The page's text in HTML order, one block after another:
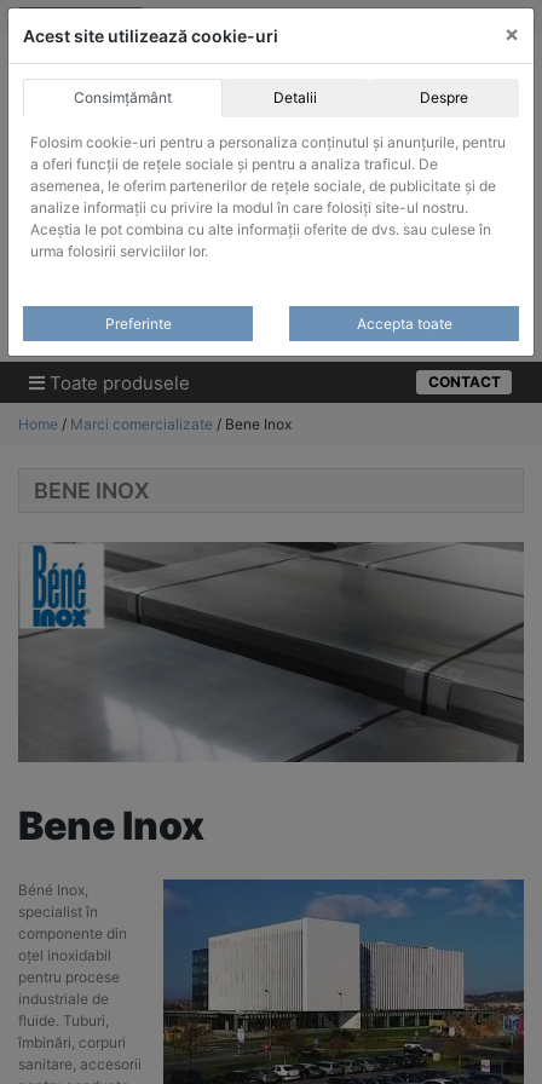
Skip
ACHIZITII PUBLICE
Produsele pot fi achizitionate si in sistemul SEAP / SICAP
Products
Toate produsele CONTACT
Home / Marci comercializate / Bene Inox
BENE INOX
Bene Inox
Béné Inox,
specialist în
componente din
oțel inoxidabil
pentru procese
industriale de
fluide. Tuburi,
îmbinări, corpuri
sanitare, accesorii
Acest site utilizează cookie-uri ×
Consimțământ Detalii Despre
Folosim cookie-uri pentru a personaliza conținutul și anunțurile, pentru
a oferi funcții de rețele sociale și pentru a analiza traficul. De
asemenea, le oferim partenerilor de rețele sociale, de publicitate și de
analize informații cu privire la modul în care folosiți site-ul nostru.
Aceștia le pot combina cu alte informații oferite de dvs. sau culese în
urma folosirii serviciilor lor.
Preferinte Accepta toate